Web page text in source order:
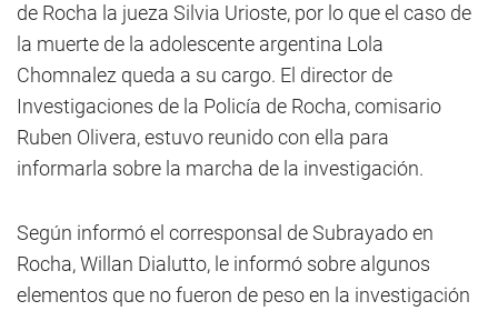
de Rocha la jueza Silvia Urioste, por lo que el caso de
la muerte de la adolescente argentina Lola
Chomnalez queda a su cargo. El director de
Investigaciones de la Policía de Rocha, comisario
Ruben Olivera, estuvo reunido con ella para
informarla sobre la marcha de la investigación.
Según informó el corresponsal de Subrayado en
Rocha, Willan Dialutto, le informó sobre algunos
elementos que no fueron de peso en la investigación